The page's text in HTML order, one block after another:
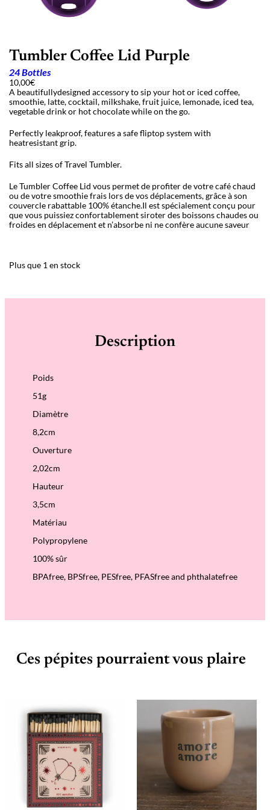
Tumbler Coffee Lid Purple
24 Bottles
10,00€
A beautifullydesigned accessory to sip your hot or iced coffee,
smoothie, latte, cocktail, milkshake, fruit juice, lemonade, iced tea,
vegetable drink or hot chocolate while on the go.
Perfectly leakproof, features a safe fliptop system with
heatresistant grip.
Fits all sizes of Travel Tumbler.
Le Tumbler Coffee Lid vous permet de profiter de votre café chaud
ou de votre smoothie frais lors de vos déplacements, grâce à son
couvercle rabattable 100% étanche.Il est spécialement conçu pour
que vous puissiez confortablement siroter des boissons chaudes ou
froides en déplacement et n’absorbe ni ne confère aucune saveur
Plus que 1 en stock
Description
Poids
51g
Diamètre
8,2cm
Ouverture
2,02cm
Hauteur
3,5cm
Matériau
Polypropylene
100% sûr
BPAfree, BPSfree, PESfree, PFASfree and phthalatefree
Ces pépites pourraient vous plaire